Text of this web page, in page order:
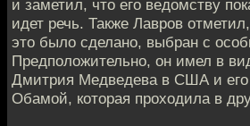
и заметил, что его ведомству
идет речь. Также Лавров
это было сделано, выбран с
Предположительно, он имел в
Дмитрия Медведева в США и его
Обамой, которая проходила в